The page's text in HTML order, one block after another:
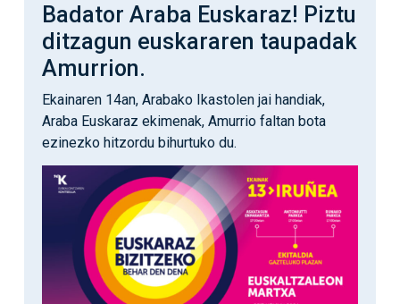
Badator Araba Euskaraz! Piztu
ditzagun euskararen taupadak
Amurrion.
Ekainaren 14an, Arabako Ikastolen jai handiak,
Araba Euskaraz ekimenak, Amurrio faltan bota
ezinezko hitzordu bihurtuko du.
Irudia